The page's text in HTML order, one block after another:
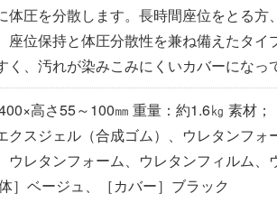
体圧を分散します。長時間座位をとる方
座位保持と体圧分散性を兼ね備えたタイ
く、汚れが染みこみにくいカバーになっ
高さ55～100㎜ 重量：約1.6㎏ 素材；
クスジェル（合成ゴム）、ウレタンフォ
ウレタンフォーム、ウレタンフィルム、
］ベージュ、［カバー］ブラック